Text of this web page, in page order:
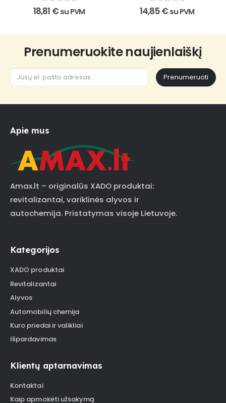
0out of 5
18,81 € su PVM 0out of 5
14,85€ su PVM
Prenumeruokite naujienlaiškį
Prenumeruoti
Apie mus
Amax.lt – originalūs XADO produktai:
revitalizantai, variklinės alyvos ir
autochemija. Pristatymas visoje Lietuvoje.
Kategorijos
XADO produktai
Revitalizantai
Alyvos
Automobilių chemija
Kuro priedai ir valikliai
Išpardavimas
Klientų aptarnavimas
Kontaktai
Kaip apmokėti užsakymą